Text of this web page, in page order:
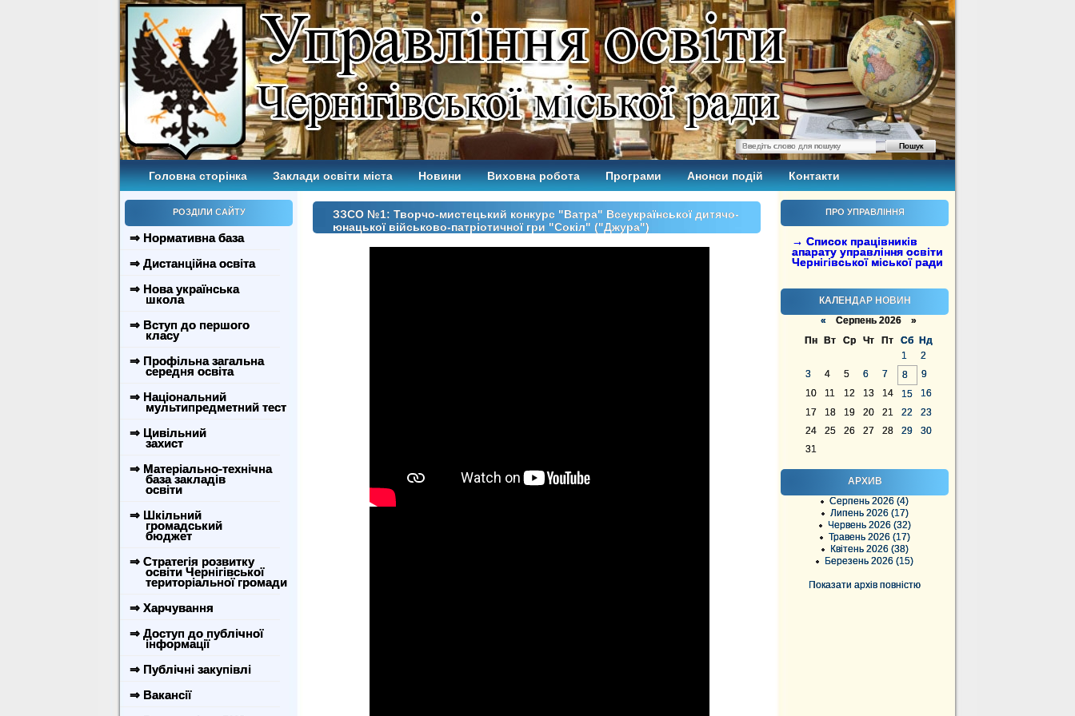
Головна сторінка Заклади освіти міста Новини Виховна робота Програми Анонси подій Контакти
РОЗДІЛИ САЙТУ
⇒ Нормативна база
⇒ Дистанційна освіта
⇒ Нова українська
школа
⇒ Вступ до першого
класу
⇒ Профільна загальна
середня освіта
⇒ Національний
мультипредметний тест
⇒ Цивільний
захист
⇒ Матеріально-технічна
база закладів
освіти
⇒ Шкільний
громадський
бюджет
⇒ Стратегія розвитку
освіти Чернігівської
територіальної громади
⇒ Харчування
⇒ Доступ до публічної
інформації
⇒ Публічні закупівлі
⇒ Вакансії
ПРО УПРАВЛІННЯ
→ Список працівників
апарату управління освіти
Чернігівської міської ради
КАЛЕНДАР НОВИН
« Серпень 2026 »
Пн
Вт Ср Чт Пт Сб
Нд
1
2
3
4 5 6 7 8
9
10
11 12 13 14 15
16
17
18 19 20 21 22
23
24
25 26 27 28 29
30
31
АРХИВ
Серпень 2026 (4)
Липень 2026 (17)
Червень 2026 (32)
Травень 2026 (17)
Квітень 2026 (38)
Березень 2026 (15)
Показати архів повністю
ЗЗСО №1: Творчо-мистецький конкурс "Ватра" Всеукраїнської дитячо-
юнацької військово-патріотичної гри "Сокіл" ("Джура")